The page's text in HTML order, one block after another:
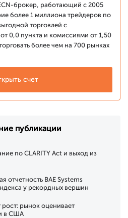
брокер, работающий с 2005
более 1 миллиона трейдеров по
торговлей с
0,0 пункта и комиссиями от 1,50
более чем на 700 рынках
счет
публикации
по CLARITY Act и выход из
отчетность BAE Systems
у рекордных вершин
рынок оценивает
в США